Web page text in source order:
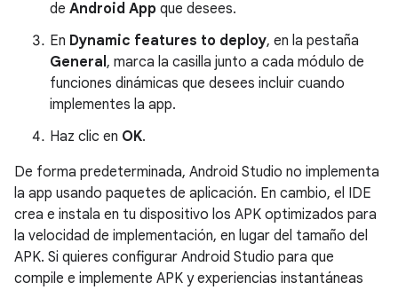
de Android App que desees.
En Dynamic features to deploy, en la pestaña
General, marca la casilla junto a cada módulo de
funciones dinámicas que desees incluir cuando
implementes la app.
Haz clic en OK.
De forma predeterminada, Android Studio no implementa
la app usando paquetes de aplicación. En cambio, el IDE
crea e instala en tu dispositivo los APK optimizados para
la velocidad de implementación, en lugar del tamaño del
APK. Si quieres configurar Android Studio para que
compile e implemente APK y experiencias instantáneas